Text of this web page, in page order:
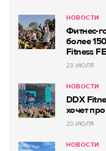
НОВОСТИ
Фитнес-
более
Fitness
23 ИЮЛЯ
НОВОСТИ
DDX
хочет
20 ИЮЛЯ
НОВОСТИ